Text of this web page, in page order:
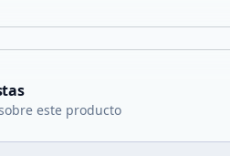
este producto